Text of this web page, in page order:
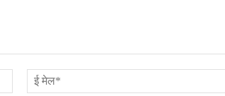
नाव*